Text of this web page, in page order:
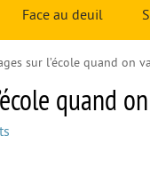
Face au deuil
sur l’école quand on
quand